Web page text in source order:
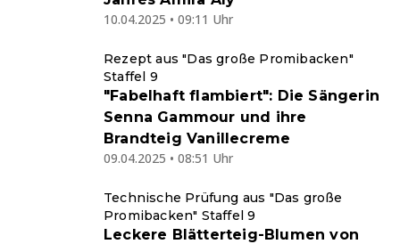
10.04.2025 • 09:11 Uhr
Rezept aus "Das große Promibacken"
Staffel 9
"Fabelhaft flambiert": Die Sängerin
Senna Gammour und ihre
Brandteig Vanillecreme
09.04.2025 • 08:51 Uhr
Technische Prüfung aus "Das große
Promibacken" Staffel 9
Leckere Blätterteig-Blumen von